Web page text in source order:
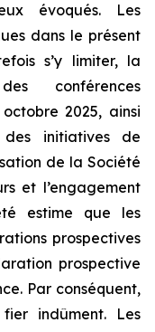
évoqués. Les
dans le présent
s’y limiter, la
conférences
2025, ainsi
initiatives de
de la Société
et l’engagement
estime que les
prospectives
prospective
Par conséquent,
indûment. Les